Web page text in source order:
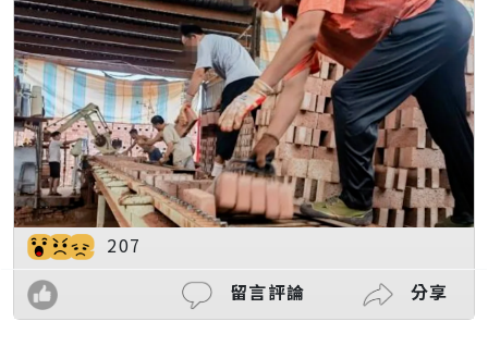
207
留言評論
分享